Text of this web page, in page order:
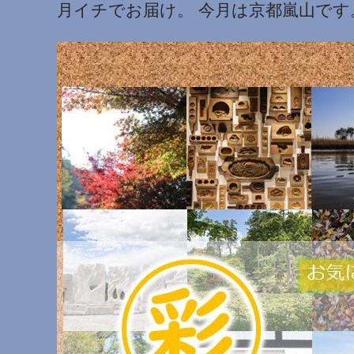
月イチでお届け。 今月は京都嵐山です